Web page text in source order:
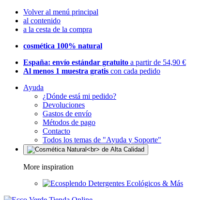
Volver al menú principal
al contenido
a la cesta de la compra
cosmética 100% natural
España: envío estándar gratuito a partir de 54,90 €
Al menos 1 muestra gratis con cada pedido
Ayuda
¿Dónde está mi pedido?
Devoluciones
Gastos de envío
Métodos de pago
Contacto
Todos los temas de "Ayuda y Soporte"
More inspiration
Detergentes Ecológicos & Más